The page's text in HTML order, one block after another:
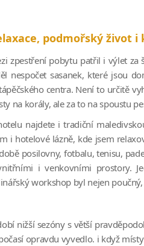
podmořský život
zpestření pobytu patřil i výlet za
nespočet sasanek, které jsou
centra. Není to určitě
na korály, ale za to na spoustu
najdete i tradiční
i hotelové lázně, kde jsem
posilovny, fotbalu, tenisu,
i venkovními prostory.
workshop byl nejen
nižší sezóny s větší
opravdu vyvedlo. i když